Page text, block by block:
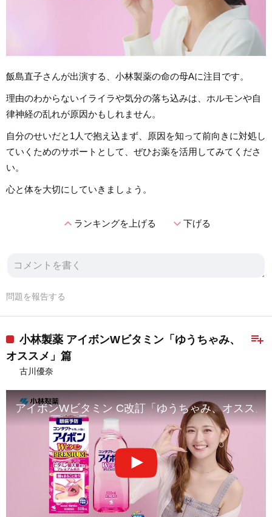
飯島直子さんが出演する、小林製薬の命の母Aに注目です。
理由のわからないイライラや気分の落ち込みは、ホルモンや自
律神経の乱れが原因かもしれません。
自分のせいだと1人で抱え込まず、原因を知って前向きに対処し
ていくためのサポートとして、ぜひお薬を活用してみてくださ
い。
心と体を大切にしていきましょう。
expand_lessランキングを上げる expand_more下げる
問題を報告する
playlist_add
小林製薬 アイボンWビタミン「ゆうちゃみ、
オススメ」篇
古川優奈
アイボンWビタミン C改訂「ゆうちゃみ、オススメ